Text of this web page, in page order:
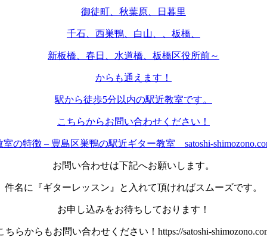
御徒町、秋葉原、日暮里
千石、西巣鴨、白山、、板橋、
新板橋、春日、水道橋、板橋区役所前～
からも通えます！
駅から徒歩5分以内の駅近教室です。
こちらからお問い合わせください！
室の特徴 – 豊島区巣鴨の駅近ギター教室 satoshi-
お問い合わせは下記へお願いします。
件名に『ギターレッスン』と入れて頂ければスムーズです。
お申し込みをお待ちしております！
ちらからもお問い合わせください！https://satoshi-